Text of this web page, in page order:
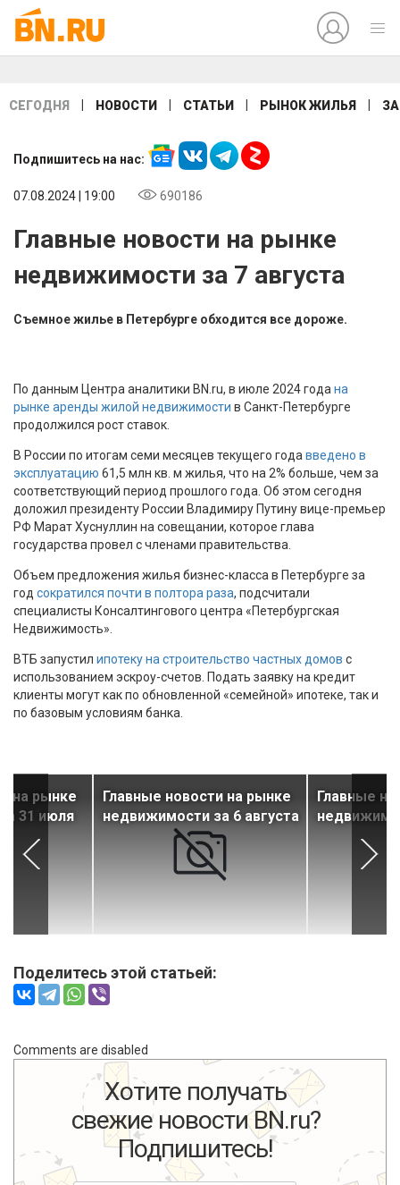
СЕГОДНЯ НОВОСТИ СТАТЬИ РЫНОК ЖИЛЬЯ
Подпишитесь на нас:
07.08.2024 | 19:00 690186
Главные новости на рынке
недвижимости за 7 августа
Съемное жилье в Петербурге обходится все дороже.
По данным Центра аналитики BN.ru, в июле 2024 года на
рынке аренды жилой недвижимости в Санкт-Петербурге
продолжился рост ставок.
В России по итогам семи месяцев текущего года введено в
эксплуатацию 61,5 млн кв. м жилья, что на 2% больше, чем за
соответствующий период прошлого года. Об этом сегодня
доложил президенту России Владимиру Путину вице-премьер
РФ Марат Хуснуллин на совещании, которое глава
государства провел с членами правительства.
Объем предложения жилья бизнес-класса в Петербурге за
год сократился почти в полтора раза, подсчитали
специалисты Консалтингового центра «Петербургская
Недвижимость».
ВТБ запустил ипотеку на строительство частных домов с
использованием эскроу-счетов. Подать заявку на кредит
клиенты могут как по обновленной «семейной» ипотеке, так и
по базовым условиям банка.
на рынке
31 июля
Главные новости на рынке
недвижимости за 6 августа
Главные
Поделитесь этой статьей:
Comments are disabled
Хотите получать
свежие новости BN.ru?
Подпишитесь!